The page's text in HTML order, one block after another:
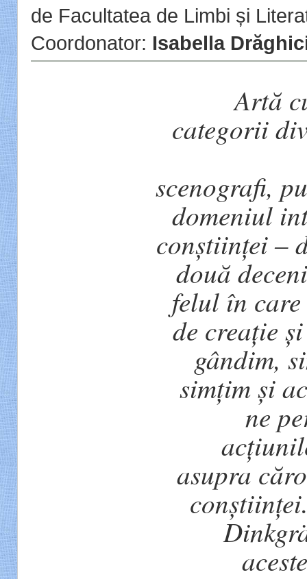
de Facultatea de Limbi și
Coordonator: Isabella
Artă
categorii
scenografi,
domeniul
conștiinței –
două
felul în care
de creație
gândim,
simțim și
ne
asupra